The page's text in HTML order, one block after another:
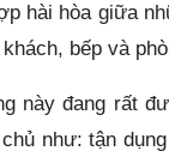
hài hòa giữa
bếp và
này đang rất
như: tận